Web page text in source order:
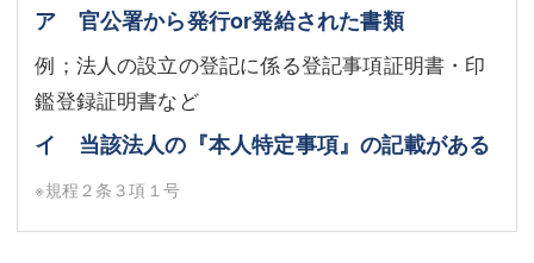
ア 官公署から発行or発給された書類
例；法人の設立の登記に係る登記事項証明書・印
鑑登録証明書など
イ 当該法人の『本人特定事項』の記載がある
※規程２条３項１号